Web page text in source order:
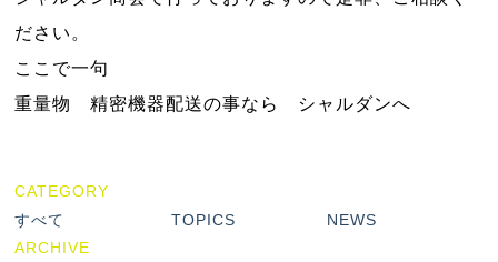
ださい。
ここで一句
重量物 精密機器配送の事なら シャルダンへ
CATEGORY
すべて
TOPICS
NEWS
ARCHIVE